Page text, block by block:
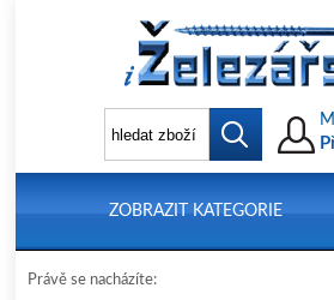
ZOBRAZIT KATEGORIE
Právě se nacházíte: